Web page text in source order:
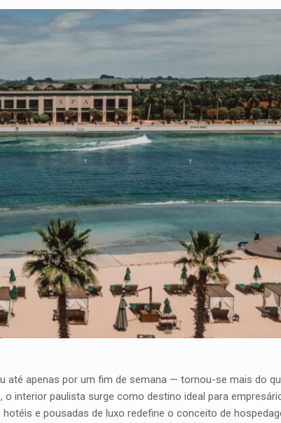
até apenas por um fim de semana — tornou-se mais do
interior paulista surge como destino ideal para
e pousadas de luxo redefine o conceito de